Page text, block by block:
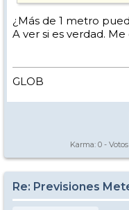
¿Más de 1 metro
A ver si es verdad.
GLOB
Karma: 0 -
Re: Previsiones